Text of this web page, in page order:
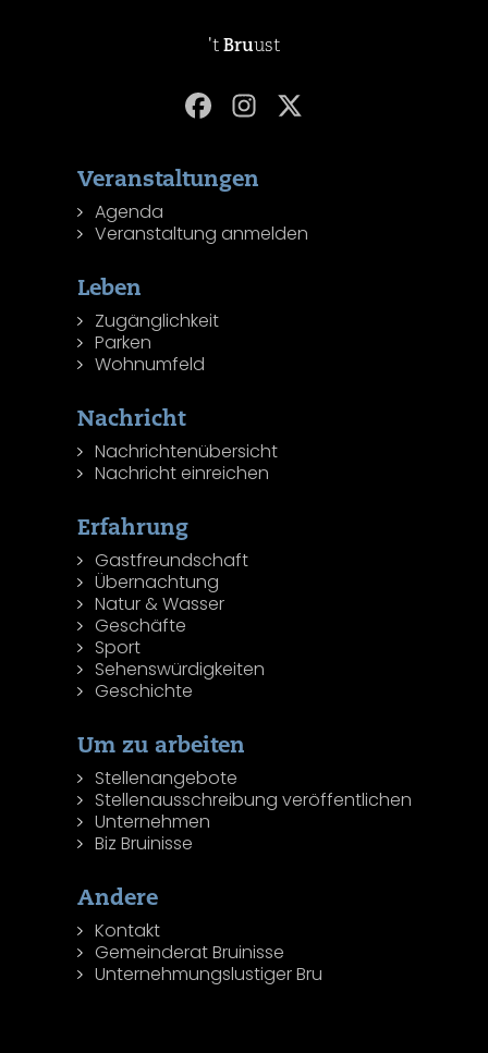
't Bruust
Veranstaltungen
Agenda
Veranstaltung anmelden
Leben
Zugänglichkeit
Parken
Wohnumfeld
Nachricht
Nachrichtenübersicht
Nachricht einreichen
Erfahrung
Gastfreundschaft
Übernachtung
Natur & Wasser
Geschäfte
Sport
Sehenswürdigkeiten
Geschichte
Um zu arbeiten
Stellenangebote
Stellenausschreibung veröffentlichen
Unternehmen
Biz Bruinisse
Andere
Kontakt
Gemeinderat Bruinisse
Unternehmungslustiger Bru